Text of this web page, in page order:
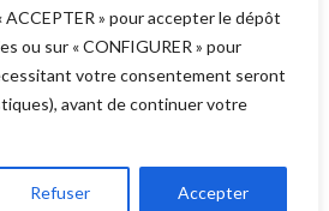
ACCEPTER » pour accepter le dépôt
ou sur « CONFIGURER » pour
votre consentement seront
avant de continuer votre
Refuser Accepter